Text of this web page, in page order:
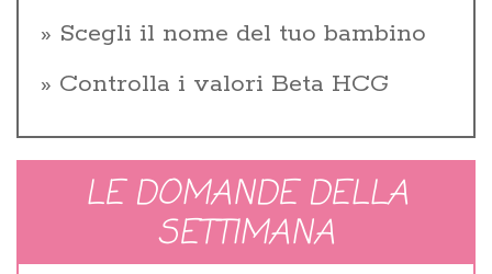
Scegli il nome del tuo bambino
Controlla i valori Beta HCG
LE DOMANDE DELLA
SETTIMANA